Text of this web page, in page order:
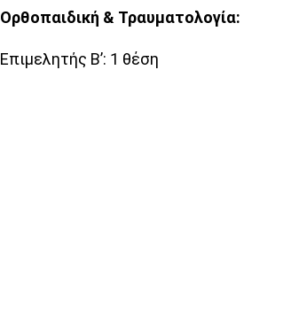
Ορθοπαιδική & Τραυματολογία:
Επιμελητής Β’: 1 θέση